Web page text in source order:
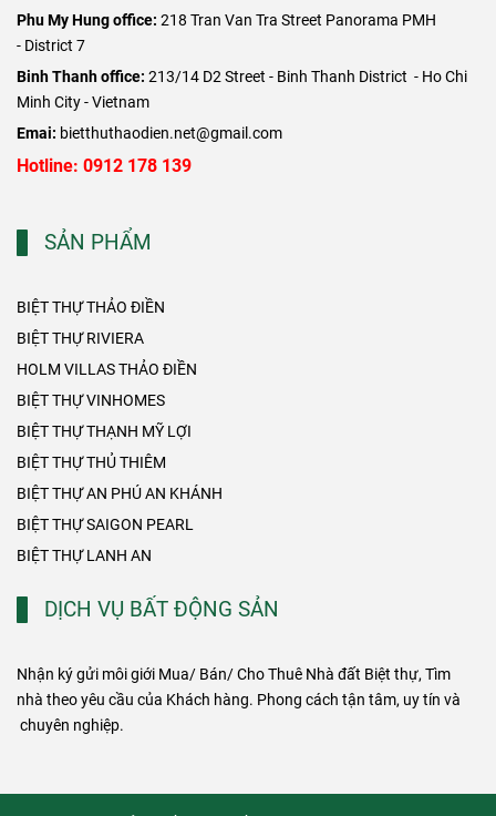
​Phu My Hung office: 218 Tran Van Tra Street Panorama PMH
- District 7
Binh Thanh office: 213/14 D2 Street - Binh Thanh District - Ho Chi
Minh City - Vietnam
Emai: bietthuthaodien.net@gmail.com
Hotline: 0912 178 139
SẢN PHẨM
BIỆT THỰ THẢO ĐIỀN
BIỆT THỰ RIVIERA
HOLM VILLAS THẢO ĐIỀN
BIỆT THỰ VINHOMES
BIỆT THỰ THẠNH MỸ LỢI
BIỆT THỰ THỦ THIÊM
BIỆT THỰ AN PHÚ AN KHÁNH
BIỆT THỰ SAIGON PEARL
BIỆT THỰ LANH AN
DỊCH VỤ BẤT ĐỘNG SẢN
Nhận ký gửi môi giới Mua/ Bán/ Cho Thuê Nhà đất Biệt thự, Tìm
nhà theo yêu cầu của Khách hàng. Phong cách tận tâm, uy tín và
chuyên nghiệp.